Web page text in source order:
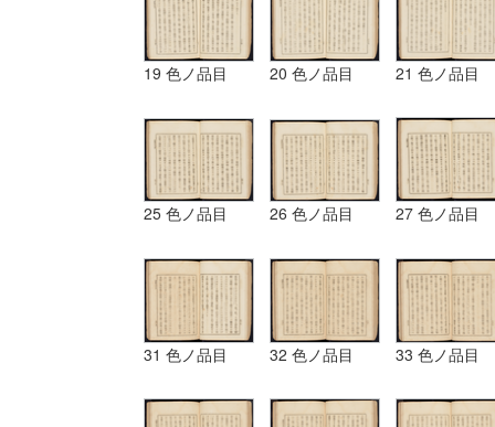
19 色ノ品目 20 色ノ品目 21 色ノ品目
25 色ノ品目 26 色ノ品目 27 色ノ品目
31 色ノ品目 32 色ノ品目 33 色ノ品目